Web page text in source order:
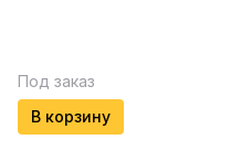
Под заказ
В корзину